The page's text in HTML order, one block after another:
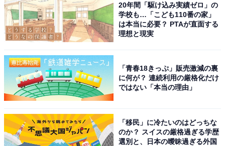
20年間「駆け込み実績ゼロ」の
学校も…「こども110番の家」
は本当に必要？ PTAが直面する
理想と現実
「青春18きっぷ」販売激減の裏
に何が？ 連続利用の厳格化だけ
ではない「本当の理由」
「移民」に冷たいのはどっちな
のか？ スイスの厳格過ぎる学歴
選別と、日本の曖昧過ぎる外国